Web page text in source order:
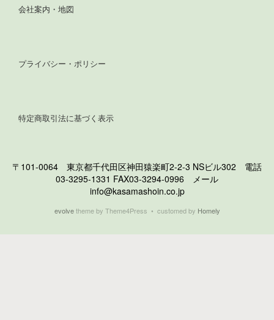
会社案内・地図
プライバシー・ポリシー
特定商取引法に基づく表示
〒101-0064 東京都千代田区神田猿楽町2-2-3 NSビル302 電話
03-3295-1331 FAX03-3294-0996 メール
info@kasamashoin.co.jp
evolvetheme by Theme4Press • customed by Homely